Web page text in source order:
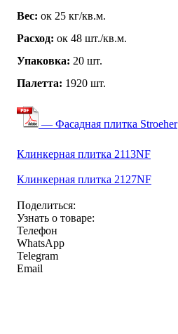
Вес: ок 25 кг/кв.м.
Расход: ок 48 шт./кв.м.
Упаковка: 20 шт.
Палетта: 1920 шт.
— Фасадная плитка Stroeher
Клинкерная плитка 2113NF
Клинкерная плитка 2127NF
Поделиться:
Узнать о товаре:
Телефон
WhatsApp
Telegram
Email